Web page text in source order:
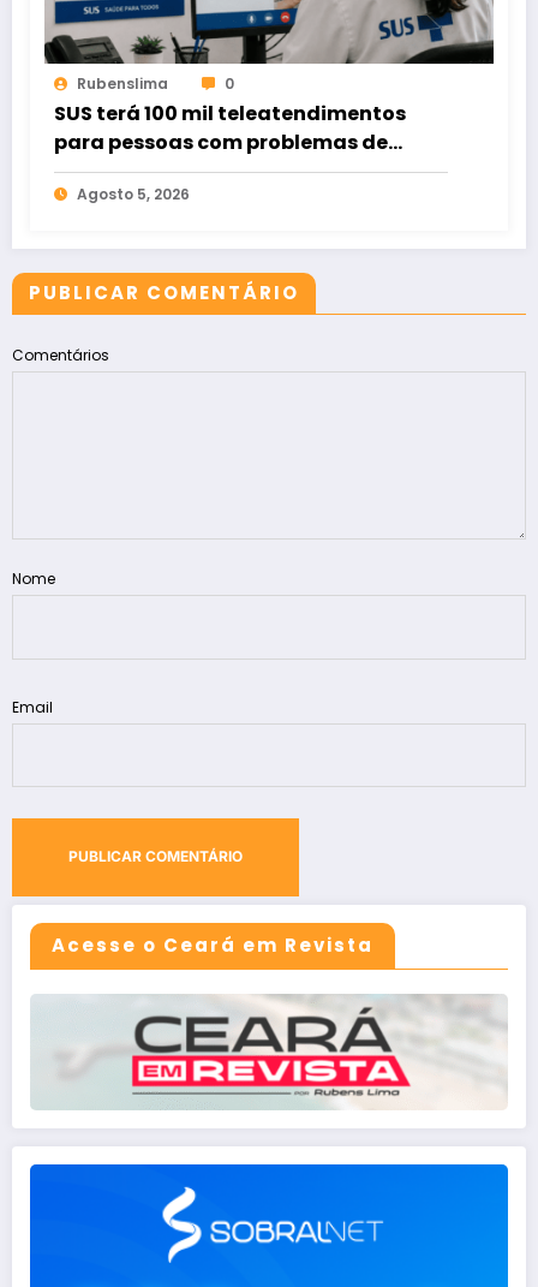
Rubenslima 0
SUS terá 100 mil teleatendimentos
para pessoas com problemas de
apostas em bets
Agosto 5, 2026
PUBLICAR COMENTÁRIO
Comentários
Nome
Email
Acesse o Ceará em Revista